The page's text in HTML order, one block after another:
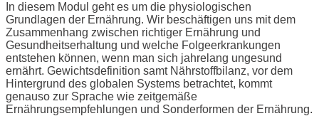
In diesem Modul geht es um die physiologischen
Grundlagen der Ernährung. Wir beschäftigen uns mit dem
Zusammenhang zwischen richtiger Ernährung und
Gesundheitserhaltung und welche Folgeerkrankungen
entstehen können, wenn man sich jahrelang ungesund
ernährt. Gewichtsdefinition samt Nährstoffbilanz, vor dem
Hintergrund des globalen Systems betrachtet, kommt
genauso zur Sprache wie zeitgemäße
Ernährungsempfehlungen und Sonderformen der Ernährung.